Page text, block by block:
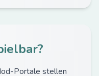
Portale stellen